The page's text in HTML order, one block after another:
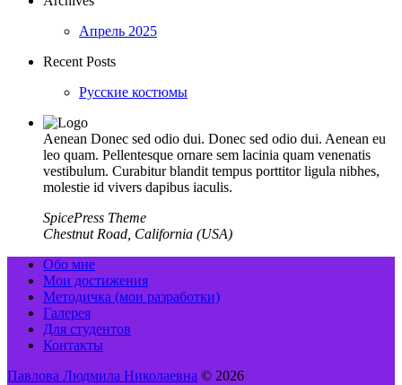
Апрель 2025
Recent Posts
Русские костюмы
Aenean Donec sed odio dui. Donec sed odio dui. Aenean eu
leo quam. Pellentesque ornare sem lacinia quam venenatis
vestibulum. Curabitur blandit tempus porttitor ligula nibhes,
molestie id vivers dapibus iaculis.
SpicePress Theme
Chestnut Road, California (USA)
Обо мне
Мои достижения
Методичка (мои разработки)
Галерея
Для студентов
Контакты
Павлова Людмила Николаевна © 2026